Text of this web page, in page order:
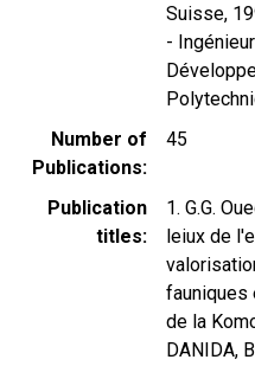
Suisse,
-
Number of
Publications
45
Publication
titles
1. G.G.
leiux de
fauniques
de la
DANIDA,